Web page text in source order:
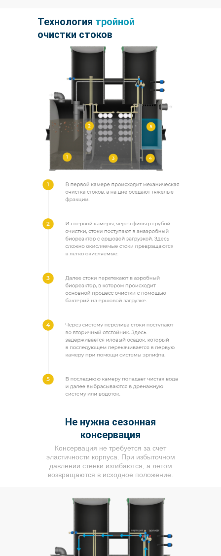
Технология тройной
очистки стоков
Не нужна сезонная
консервация
Консервация не требуется за счет
эластичности корпуса. При избыточном
давлении стенки изгибаются, а летом
возвращаются в исходное положение.